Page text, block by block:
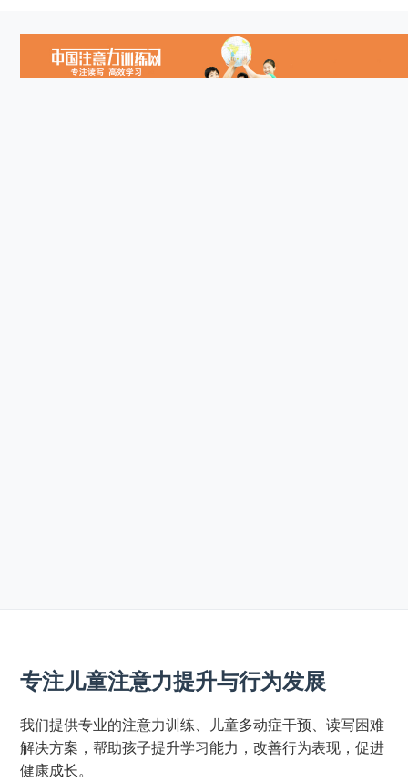
专注儿童注意力提升与行为发展
我们提供专业的注意力训练、儿童多动症干预、读写困难
解决方案，帮助孩子提升学习能力，改善行为表现，促进
健康成长。